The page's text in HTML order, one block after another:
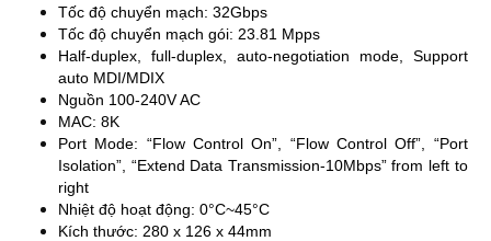
Tốc độ chuyển mạch: 32Gbps
Tốc độ chuyển mạch gói: 23.81 Mpps
Half-duplex, full-duplex, auto-negotiation mode, Support
auto MDI/MDIX
Nguồn 100-240V AC
MAC: 8K
Port Mode: “Flow Control On”, “Flow Control Off”, “Port
Isolation”, “Extend Data Transmission-10Mbps” from left to
right
Nhiệt độ hoạt động: 0°C~45°C
Kích thước: 280 x 126 x 44mm